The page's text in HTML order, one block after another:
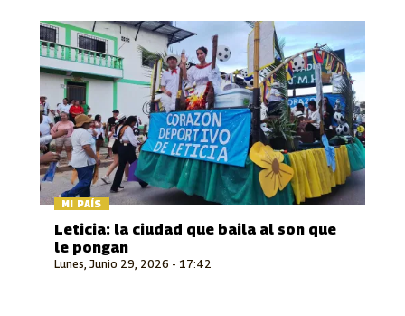
MI PAÍS
Lunes, Junio 29, 2026 - 17:42
Leticia: la ciudad que baila al son que
le pongan